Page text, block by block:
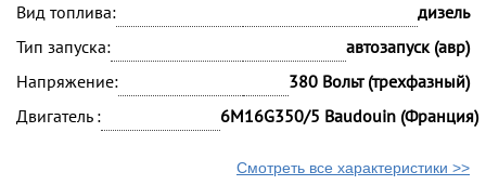
Вид топлива:
дизель
Тип запуска:
автозапуск (авр)
Напряжение:
380 Вольт (трехфазный)
Двигатель :
6M16G350/5 Baudouin (Франция)
Смотреть все характеристики >>